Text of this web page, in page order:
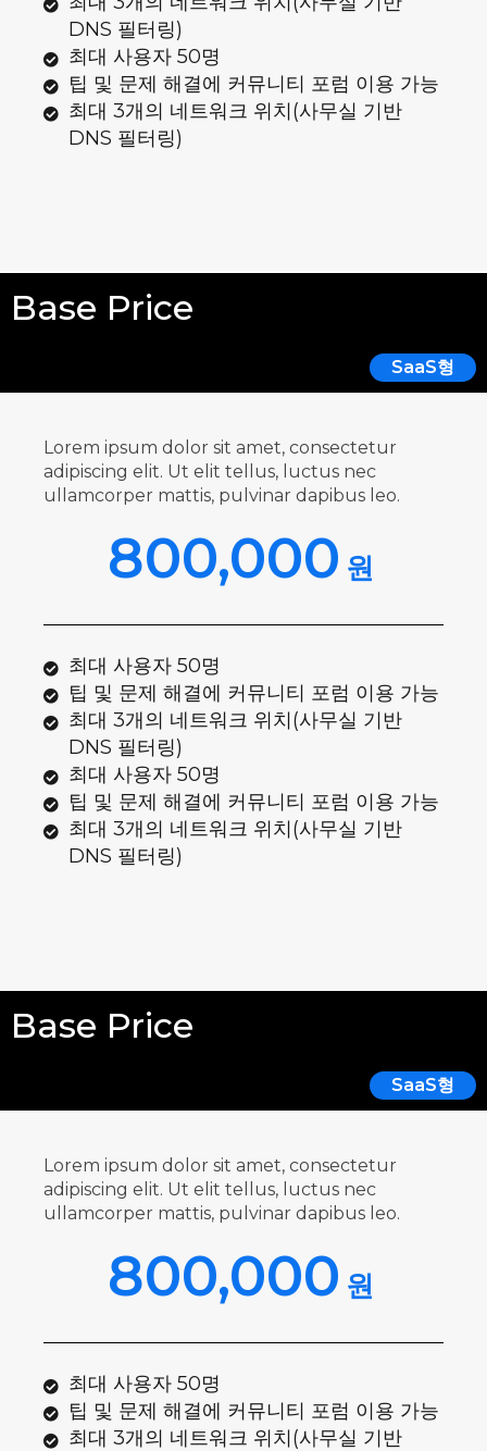
DNS 필터링)
최대 사용자 50명
팁 및 문제 해결에 커뮤니티 포럼 이용 가능
최대 3개의 네트워크 위치(사무실 기반
DNS 필터링)
Base Price
SaaS형
Lorem ipsum dolor sit amet, consectetur
adipiscing elit. Ut elit tellus, luctus nec
ullamcorper mattis, pulvinar dapibus leo.
800,000 원
최대 사용자 50명
팁 및 문제 해결에 커뮤니티 포럼 이용 가능
최대 3개의 네트워크 위치(사무실 기반
DNS 필터링)
최대 사용자 50명
팁 및 문제 해결에 커뮤니티 포럼 이용 가능
최대 3개의 네트워크 위치(사무실 기반
DNS 필터링)
Base Price
SaaS형
Lorem ipsum dolor sit amet, consectetur
adipiscing elit. Ut elit tellus, luctus nec
ullamcorper mattis, pulvinar dapibus leo.
800,000 원
최대 사용자 50명
팁 및 문제 해결에 커뮤니티 포럼 이용 가능
최대 3개의 네트워크 위치(사무실 기반